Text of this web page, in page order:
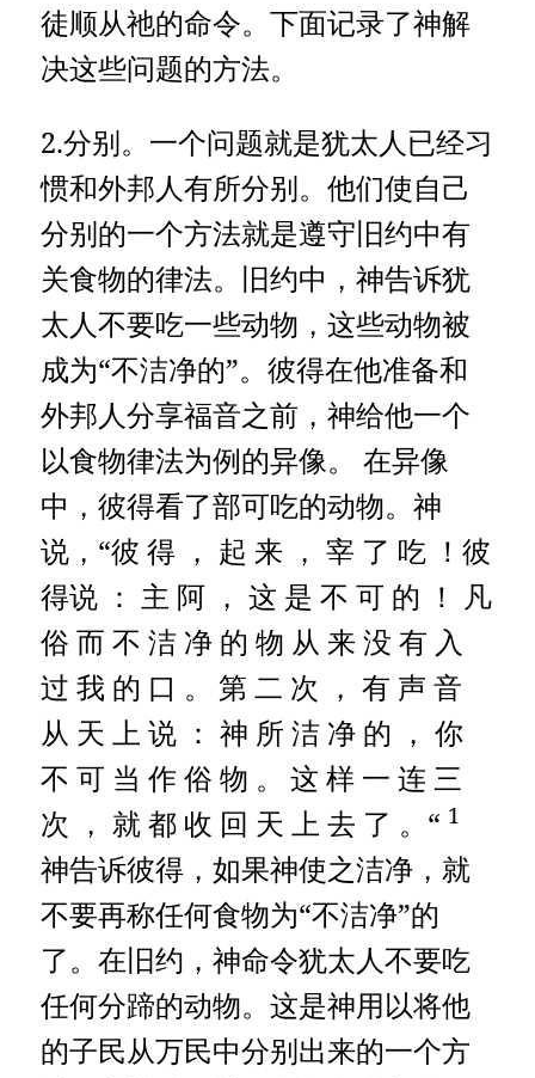
徒顺从祂的命令。下面记录了神解
决这些问题的方法。
2.分别。一个问题就是犹太人已经习
惯和外邦人有所分别。他们使自己
分别的一个方法就是遵守旧约中有
关食物的律法。旧约中，神告诉犹
太人不要吃一些动物，这些动物被
成为“不洁净的”。彼得在他准备和
外邦人分享福音之前，神给他一个
以食物律法为例的异像。 在异像
中，彼得看了部可吃的动物。神
说，“彼 得 ， 起 来 ， 宰 了 吃 ！彼
得说 ： 主 阿 ， 这 是 不 可 的 ！ 凡
俗 而 不 洁 净 的 物 从 来 没 有 入
过 我 的 口 。
第 二 次 ， 有 声 音
从 天 上 说 ： 神 所 洁 净 的 ， 你
不 可 当 作 俗 物 。
这 样 一 连 三
次 ， 就 都 收 回 天 上 去 了 。“ 1
神告诉彼得，如果神使之洁净，就
不要再称任何食物为“不洁净”的
了。在旧约，神命令犹太人不要吃
任何分蹄的动物。这是神用以将他
的子民从万民中分别出来的一个方